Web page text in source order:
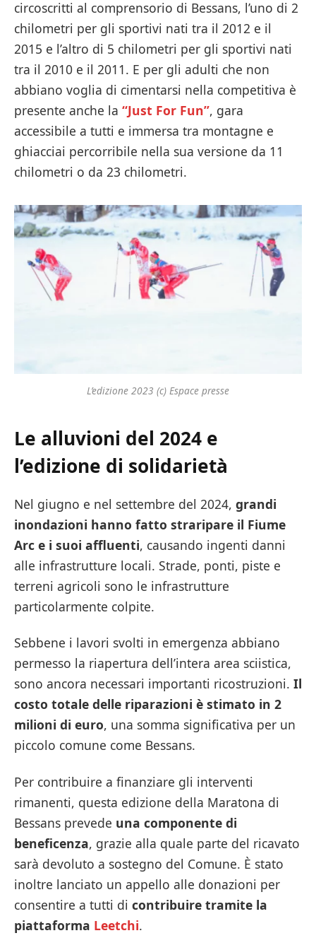
circoscritti al comprensorio di Bessans, l’uno di 2
chilometri per gli sportivi nati tra il 2012 e il
2015 e l’altro di 5 chilometri per gli sportivi nati
tra il 2010 e il 2011. E per gli adulti che non
abbiano voglia di cimentarsi nella competitiva è
presente anche la “Just For Fun”, gara
accessibile a tutti e immersa tra montagne e
ghiacciai percorribile nella sua versione da 11
chilometri o da 23 chilometri.
L’edizione 2023 (c) Espace presse
Le alluvioni del 2024 e
l’edizione di solidarietà
Nel giugno e nel settembre del 2024, grandi
inondazioni hanno fatto straripare il Fiume
Arc e i suoi affluenti, causando ingenti danni
alle infrastrutture locali. Strade, ponti, piste e
terreni agricoli sono le infrastrutture
particolarmente colpite.
Sebbene i lavori svolti in emergenza abbiano
permesso la riapertura dell’intera area sciistica,
sono ancora necessari importanti ricostruzioni. Il
costo totale delle riparazioni è stimato in 2
milioni di euro, una somma significativa per un
piccolo comune come Bessans.
Per contribuire a finanziare gli interventi
rimanenti, questa edizione della Maratona di
Bessans prevede una componente di
beneficenza, grazie alla quale parte del ricavato
sarà devoluto a sostegno del Comune. È stato
inoltre lanciato un appello alle donazioni per
consentire a tutti di contribuire tramite la
piattaforma Leetchi.